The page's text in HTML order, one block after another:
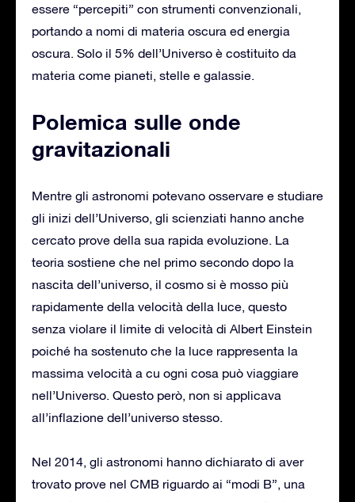
essere “percepiti” con strumenti convenzionali,
portando a nomi di materia oscura ed energia
oscura. Solo il 5% dell’Universo è costituito da
materia come pianeti, stelle e galassie.
Polemica sulle onde
gravitazionali
Mentre gli astronomi potevano osservare e studiare
gli inizi dell’Universo, gli scienziati hanno anche
cercato prove della sua rapida evoluzione. La
teoria sostiene che nel primo secondo dopo la
nascita dell’universo, il cosmo si è mosso più
rapidamente della velocità della luce, questo
senza violare il limite di velocità di Albert Einstein
poiché ha sostenuto che la luce rappresenta la
massima velocità a cu ogni cosa può viaggiare
nell’Universo. Questo però, non si applicava
all’inflazione dell’universo stesso.
Nel 2014, gli astronomi hanno dichiarato di aver
trovato prove nel CMB riguardo ai “modi B”, una